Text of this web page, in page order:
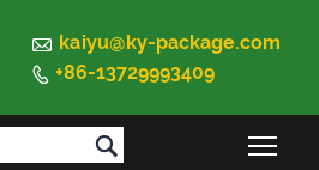
 kaiyu@ky-package.com
 +86-13729993409
